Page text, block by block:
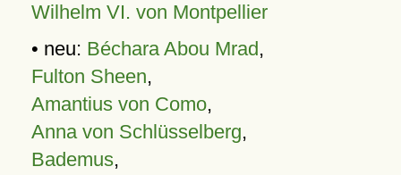
Wilhelm VI. von Montpellier
• neu: Béchara Abou Mrad,
Fulton Sheen,
Amantius von Como,
Anna von Schlüsselberg,
Bademus,